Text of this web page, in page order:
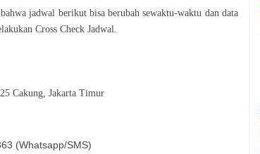
jadwal berikut bisa berubah sewaktu-waktu dan data
Cross Check Jadwal.
Cakung, Jakarta Timur
(Whatsapp/SMS)